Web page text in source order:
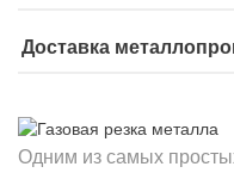
Доставка
Одним из самых